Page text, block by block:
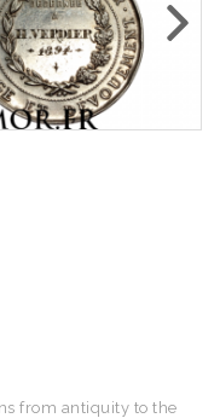
from antiquity to the